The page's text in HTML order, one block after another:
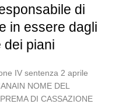
di
in essere dagli
dei piani
IV sentenza 2 aprile
NOME DEL
DI CASSAZIONE